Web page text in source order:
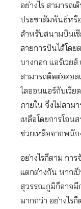
อย่างไร สามารถเ
ประชาสัมพันธ์หรื
สำหรับสนามบินเ
สายการบินได้โดย
บางกอก แอร์เวย
สามารถติดต่อคอล
ไลออนแอร์กับเวีย
ภายใน จึงไม่สาม
เหลือโดยการโอน
ช่วยเหลือจากพนั
อย่างไรก็ตาม กา
แตกต่างกัน หาก
สุวรรณภูมิก็อาจมี
มากกว่า อย่างไร